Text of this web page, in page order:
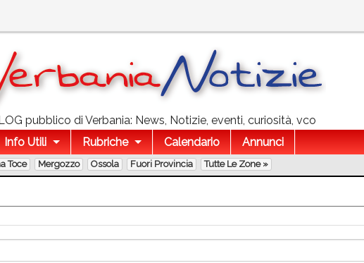
pubblico di Verbania: News, Notizie, eventi, curiosità, vco
Info Utili Rubriche Calendario Annunci
Toce Mergozzo Ossola Fuori Provincia Tutte Le Zone »